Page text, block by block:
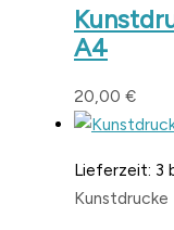
A4
20,00 €
Lieferzeit: 3
Kunstdrucke